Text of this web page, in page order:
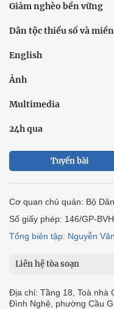
Giảm nghèo bền vững
Dân tộc thiểu số và
English
Ảnh
Multimedia
24h qua
Tuyến bài
Cơ quan chủ quản: Bộ
Số giấy phép: 146/GP-
Tổng biên tập: Nguyễn
Liên hệ tòa soạn
Địa chỉ: Tầng 18, Toà nhà
Đình Nghệ, phường Cầu